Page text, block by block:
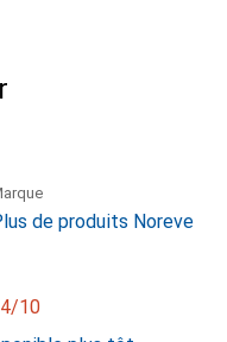
de produits Noreve
10